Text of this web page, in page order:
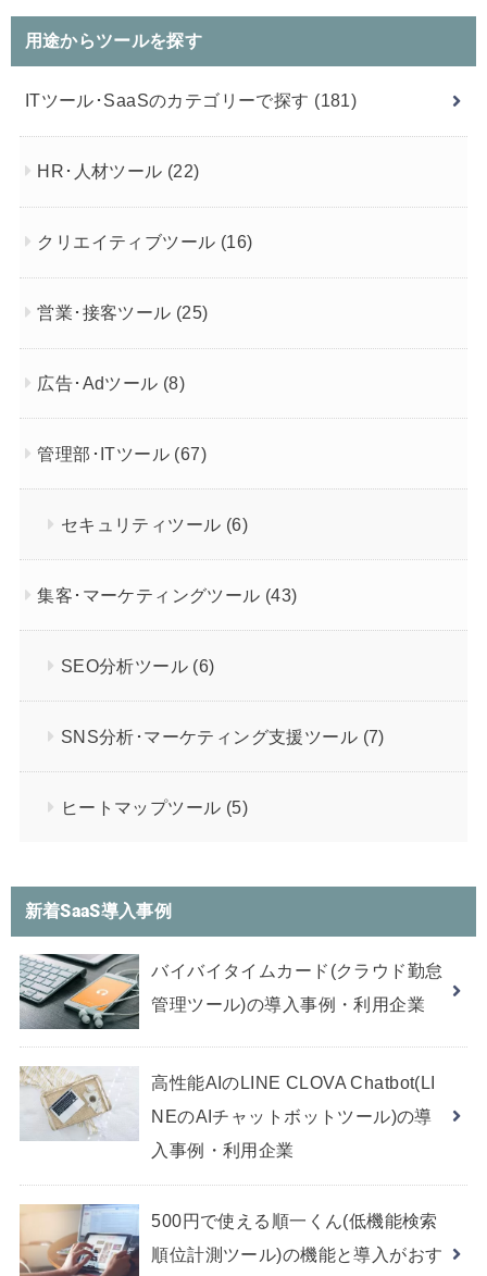
用途からツールを探す
ITツール･SaaSのカテゴリーで探す (181)
HR･人材ツール (22)
クリエイティブツール (16)
営業･接客ツール (25)
広告･Adツール (8)
管理部･ITツール (67)
セキュリティツール (6)
集客･マーケティングツール (43)
SEO分析ツール (6)
SNS分析･マーケティング支援ツール (7)
ヒートマップツール (5)
新着SaaS導入事例
バイバイタイムカード(クラウド勤怠
管理ツール)の導入事例・利用企業
高性能AIのLINE CLOVA Chatbot(LI
NEのAIチャットボットツール)の導
入事例・利用企業
500円で使える順一くん(低機能検索
順位計測ツール)の機能と導入がおす